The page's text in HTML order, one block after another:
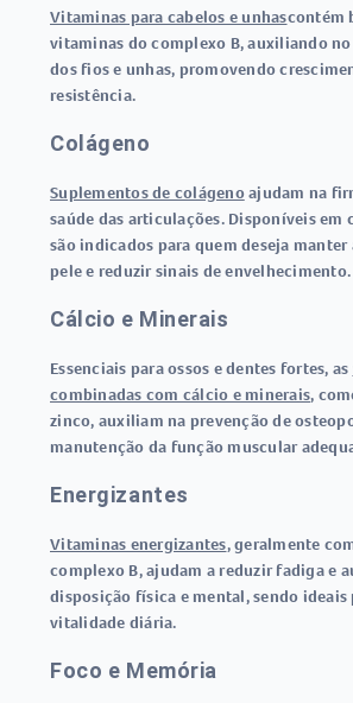
Vitaminas para cabelos e unhascontém
vitaminas do complexo B, auxiliando
dos fios e unhas, promovendo
resistência.
Colágeno
Suplementos de colágenoajudam na
saúde das articulações. Disponíveis em
são indicados para quem deseja
pele e reduzir sinais de envelhecimento.
Cálcio e Minerais
Essenciais para ossos e dentes fortes, as
combinadas com cálcio e minerais,
zinco, auxiliam na prevenção de
manutenção da função muscular
Energizantes
Vitaminas energizantes, geralmente
complexo B, ajudam a reduzir fadiga e
disposição física e mental, sendo ideais
vitalidade diária.
Foco e Memória